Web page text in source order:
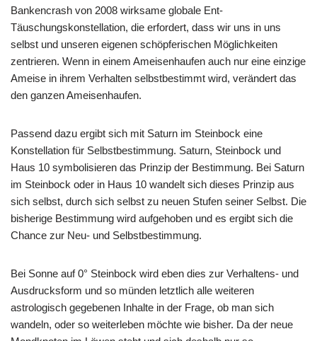
Bankencrash von 2008 wirksame globale Ent-
Täuschungskonstellation, die erfordert, dass wir uns in uns
selbst und unseren eigenen schöpferischen Möglichkeiten
zentrieren. Wenn in einem Ameisenhaufen auch nur eine einzige
Ameise in ihrem Verhalten selbstbestimmt wird, verändert das
den ganzen Ameisenhaufen.
Passend dazu ergibt sich mit Saturn im Steinbock eine
Konstellation für Selbstbestimmung. Saturn, Steinbock und
Haus 10 symbolisieren das Prinzip der Bestimmung. Bei Saturn
im Steinbock oder in Haus 10 wandelt sich dieses Prinzip aus
sich selbst, durch sich selbst zu neuen Stufen seiner Selbst. Die
bisherige Bestimmung wird aufgehoben und es ergibt sich die
Chance zur Neu- und Selbstbestimmung.
Bei Sonne auf 0° Steinbock wird eben dies zur Verhaltens- und
Ausdrucksform und so münden letztlich alle weiteren
astrologisch gegebenen Inhalte in der Frage, ob man sich
wandeln, oder so weiterleben möchte wie bisher. Da der neue